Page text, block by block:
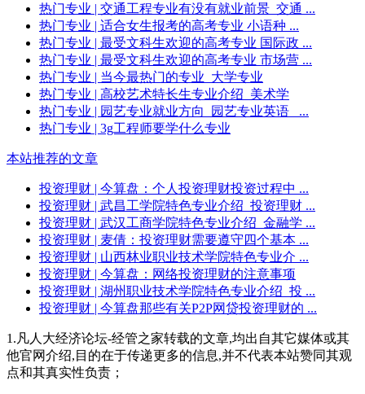
热门专业 | 交通工程专业有没有就业前景_交通 ...
热门专业 | 适合女生报考的高考专业 小语种 ...
热门专业 | 最受文科生欢迎的高考专业 国际政 ...
热门专业 | 最受文科生欢迎的高考专业 市场营 ...
热门专业 | 当今最热门的专业_大学专业
热门专业 | 高校艺术特长生专业介绍_美术学
热门专业 | 园艺专业就业方向_园艺专业英语_ ...
热门专业 | 3g工程师要学什么专业
本站推荐的文章
投资理财 | 今算盘：个人投资理财投资过程中 ...
投资理财 | 武昌工学院特色专业介绍_投资理财 ...
投资理财 | 武汉工商学院特色专业介绍_金融学 ...
投资理财 | 麦倩：投资理财需要遵守四个基本 ...
投资理财 | 山西林业职业技术学院特色专业介 ...
投资理财 | 今算盘：网络投资理财的注意事项
投资理财 | 湖州职业技术学院特色专业介绍_投 ...
投资理财 | 今算盘那些有关P2P网贷投资理财的 ...
1.凡人大经济论坛-经管之家转载的文章,均出自其它媒体或其
他官网介绍,目的在于传递更多的信息,并不代表本站赞同其观
点和其真实性负责；